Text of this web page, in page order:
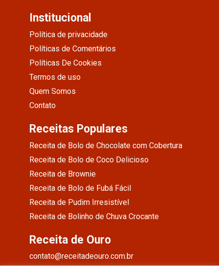
Institucional
Política de privacidade
Políticas de Comentários
Políticas De Cookies
Termos de uso
Quem Somos
Contato
Receitas Populares
Receita de Bolo de Chocolate com Cobertura
Receita de Bolo de Coco Delicioso
Receita de Brownie
Receita de Bolo de Fubá Fácil
Receita de Pudim Irresistível
Receita de Bolinho de Chuva Crocante
Receita de Ouro
contato@receitadeouro.com.br